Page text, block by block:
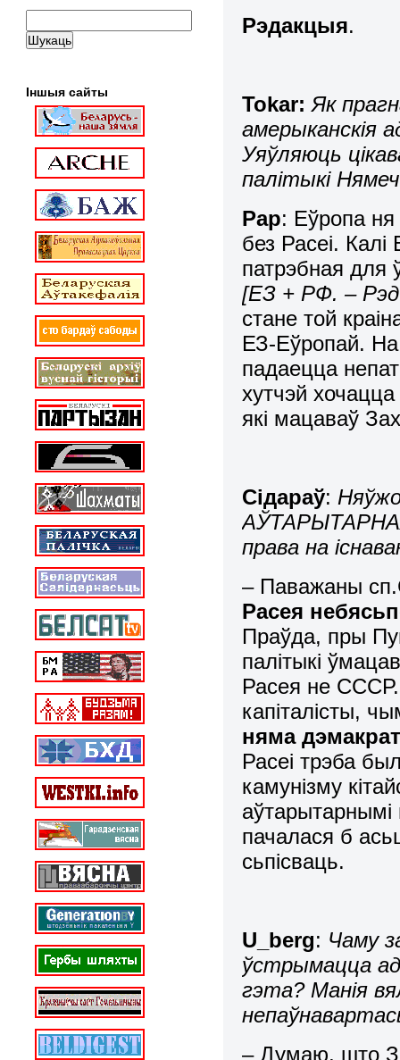
Рэдакцыя.
Tokar:Як
амерыканскія
Уяўляюць
палітыкі
Рар: Еўропа
без Расеі.
патрэбная для
[ЕЗ + РФ. –
стане той
ЕЗ-Еўропай.
падаецца
хутчэй
які мацаваў
Сідараў:
права на
– Паважаны
Расея
Праўда, пры
палітыкі
Расея не
капіталісты,
няма
Расеі трэба
камунізму
аўтарытарнымі
пачалася б
сьпісваць.
U_berg: Чаму
ўстрымацца ад
гэта? Манія
– Думаю, што
Іншыя сайты